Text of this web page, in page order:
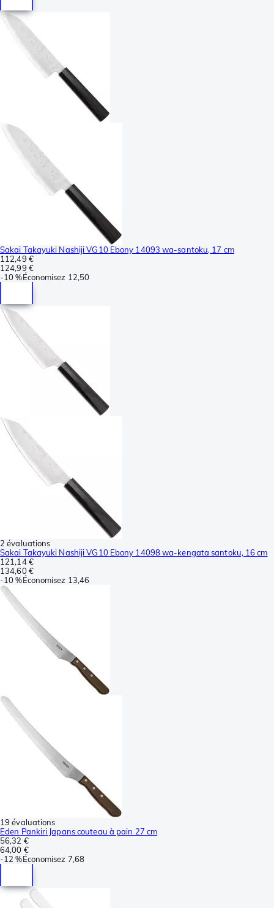
Sakai Takayuki Nashiji VG10 Ebony 14093 wa-santoku, 17 cm
112,49 €
124,99 €
-10 %Économisez 12,50
2 évaluations
Sakai Takayuki Nashiji VG10 Ebony 14098 wa-kengata santoku, 16 cm
121,14 €
134,60 €
-10 %Économisez 13,46
19 évaluations
Eden Pankiri Japans couteau à pain 27 cm
56,32 €
64,00 €
-12 %Économisez 7,68